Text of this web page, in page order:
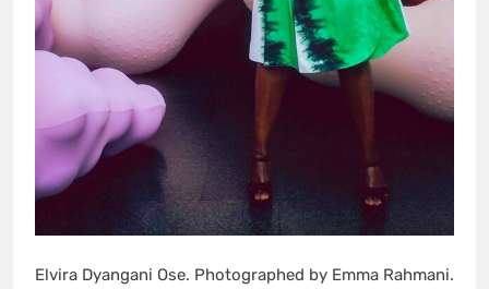
Elvira Dyangani Ose. Photographed by Emma Rahmani.